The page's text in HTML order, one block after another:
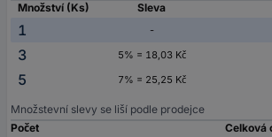
Množství (Ks)
Sleva
1 -
3
5% = 18,03 Kč
5
7% = 25,25 Kč
Množstevní slevy se liší podle prodejce
Počet
Celková